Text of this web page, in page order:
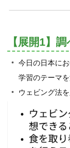
【展開1】
今日の日本に
学習のテーマを
ウェビング法を